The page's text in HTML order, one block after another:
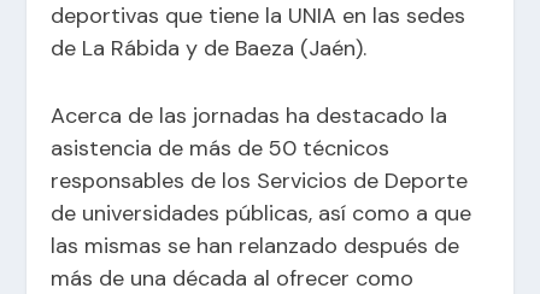
deportivas que tiene la UNIA en las sedes
de La Rábida y de Baeza (Jaén).
Acerca de las jornadas ha destacado la
asistencia de más de 50 técnicos
responsables de los Servicios de Deporte
de universidades públicas, así como a que
las mismas se han relanzado después de
más de una década al ofrecer como